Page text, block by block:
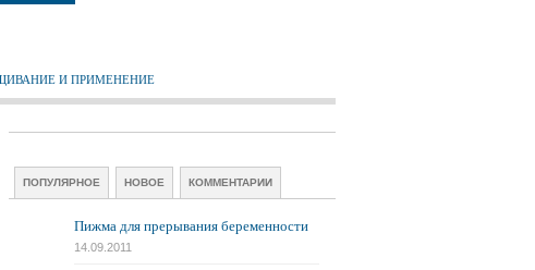
И ПРИМЕНЕНИЕ
ПОПУЛЯРНОЕ НОВОЕ КОММЕНТАРИИ
Пижма для прерывания беременности
14.09.2011